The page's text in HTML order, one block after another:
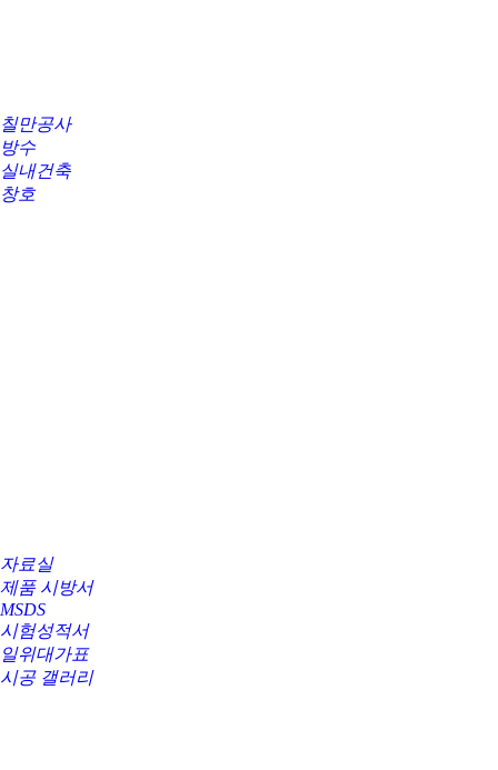
칠만공사
방수
실내건축
창호
자료실
제품 시방서
MSDS
시험성적서
일위대가표
시공 갤러리